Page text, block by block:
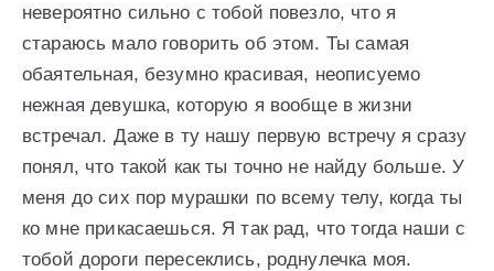
невероятно сильно с тобой повезло, что я
стараюсь мало говорить об этом. Ты самая
обаятельная, безумно красивая, неописуемо
нежная девушка, которую я вообще в жизни
встречал. Даже в ту нашу первую встречу я сразу
понял, что такой как ты точно не найду больше. У
меня до сих пор мурашки по всему телу, когда ты
ко мне прикасаешься. Я так рад, что тогда наши с
тобой дороги пересеклись, роднулечка моя.